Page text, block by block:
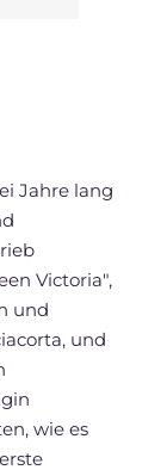
Jahre lang
Victoria",
und
und
wie es